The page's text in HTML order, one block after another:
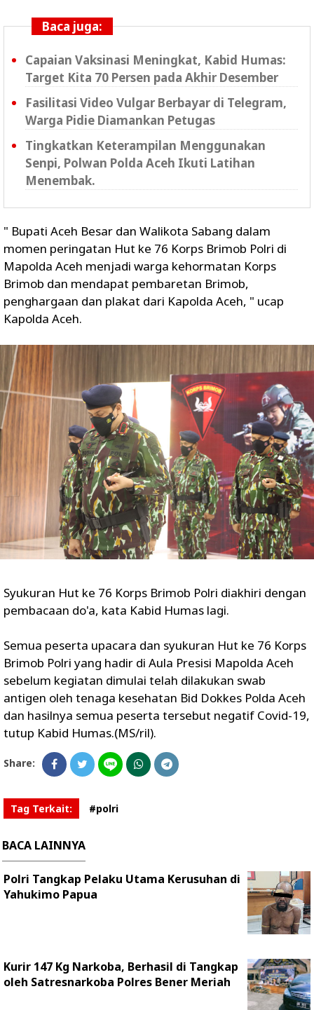
Baca juga:
Capaian Vaksinasi Meningkat, Kabid Humas:
Target Kita 70 Persen pada Akhir Desember
Fasilitasi Video Vulgar Berbayar di Telegram,
Warga Pidie Diamankan Petugas
Tingkatkan Keterampilan Menggunakan
Senpi, Polwan Polda Aceh Ikuti Latihan
Menembak.
" Bupati Aceh Besar dan Walikota Sabang dalam
momen peringatan Hut ke 76 Korps Brimob Polri di
Mapolda Aceh menjadi warga kehormatan Korps
Brimob dan mendapat pembaretan Brimob,
penghargaan dan plakat dari Kapolda Aceh, " ucap
Kapolda Aceh.
Syukuran Hut ke 76 Korps Brimob Polri diakhiri dengan
pembacaan do'a, kata Kabid Humas lagi.
Semua peserta upacara dan syukuran Hut ke 76 Korps
Brimob Polri yang hadir di Aula Presisi Mapolda Aceh
sebelum kegiatan dimulai telah dilakukan swab
antigen oleh tenaga kesehatan Bid Dokkes Polda Aceh
dan hasilnya semua peserta tersebut negatif Covid-19,
tutup Kabid Humas.(MS/ril).
Share:
Tag Terkait: #polri
BACA LAINNYA
Polri Tangkap Pelaku Utama Kerusuhan di
Yahukimo Papua
Kurir 147 Kg Narkoba, Berhasil di Tangkap
oleh Satresnarkoba Polres Bener Meriah